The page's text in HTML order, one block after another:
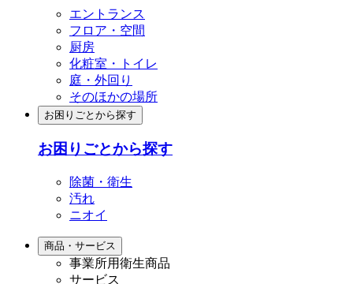
エントランス
フロア・空間
厨房
化粧室・トイレ
庭・外回り
そのほかの場所
お困りごとから探す
お困りごとから探す
除菌・衛生
汚れ
ニオイ
商品・サービス
事業所用衛生商品
サービス